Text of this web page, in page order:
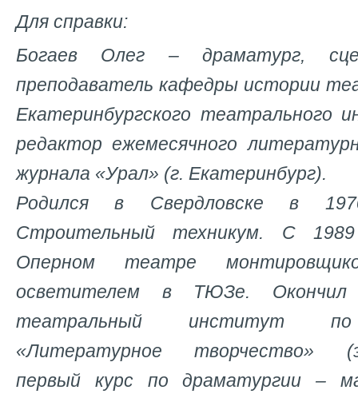
Для справки:
Богаев Олег – драматург,
преподаватель кафедры истории
Екатеринбургского театрального
редактор ежемесячного
журнала «Урал» (г. Екатеринбург).
Родился в Свердловске в
Строительный техникум. С
Оперном театре
осветителем в ТЮЗе. Окончил
театральный институт по
«Литературное творчество»
первый курс по драматургии –